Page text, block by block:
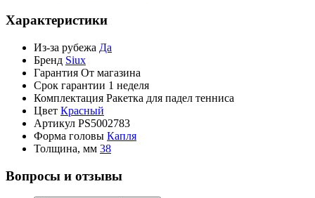
Характеристики
Из-за рубежа Да
Бренд Siux
Гарантия От магазина
Срок гарантии 1 неделя
Комплектация Ракетка для падел тенниса
Цвет Красный
Артикул PS5002783
Форма головы Капля
Толщина, мм 38
Вопросы и отзывы